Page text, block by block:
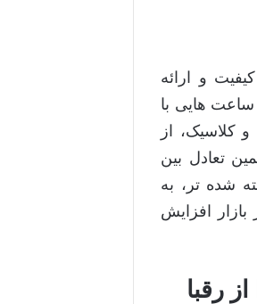
و ارائه
ساعت هایی با
کلاسیک، از
تعادل بین
شده تر، به
افزایش
رقبا